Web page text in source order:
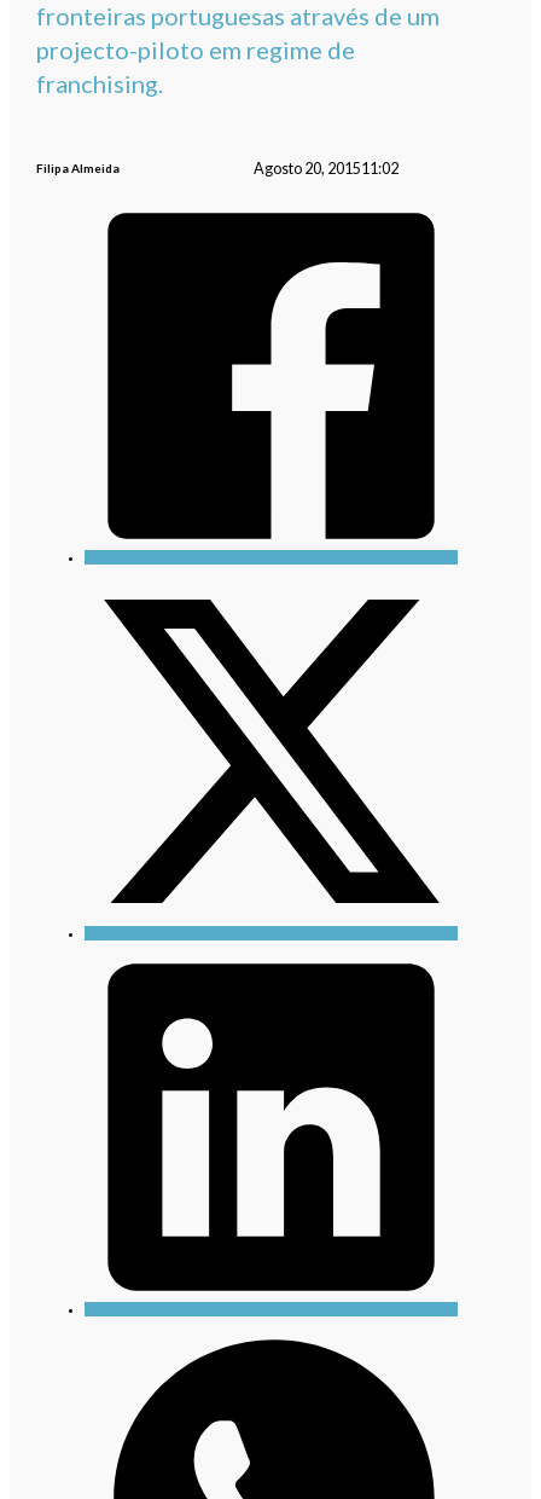
fronteiras portuguesas através de um
projecto-piloto em regime de
franchising.
Filipa Almeida Agosto 20, 201511:02